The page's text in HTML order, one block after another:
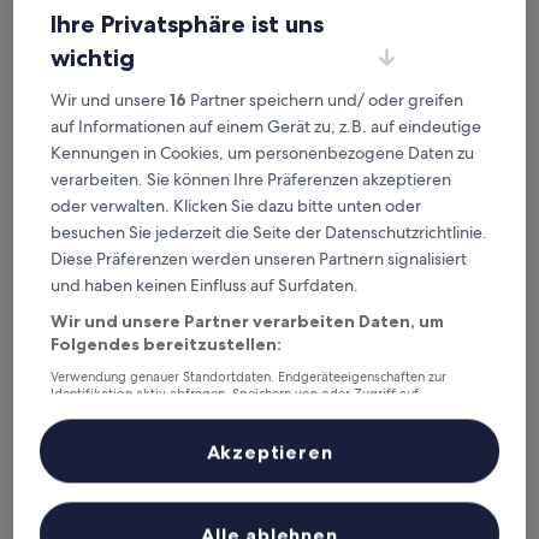
Best Western Macrander Hotel
Frankfurt/Kaiserlei
Best Western Macrander Hotel Frankfurt/Kaiserlei
Kaiserlei, 0,2 km von S-Bahn-Station Offenbach (Main)
Kaiserlei entfernt
8.2
von
10,
Sehr
gut,
(206
Bewertungen)
8,2/10 Sehr gut (206 Bewertungen)
Der
75 €
inkl. Steuern & Gebühren
Leonardo Hotel Offenbach Frankfurt
Ihre Privatsphäre ist uns
wichtig
Wir und unsere16 Partner speichern und/ oder greifen
auf Informationen auf einem Gerät zu, z.B. auf eindeutige
Kennungen in Cookies, um personenbezogene Daten zu
verarbeiten. Sie können Ihre Präferenzen akzeptieren
oder verwalten. Klicken Sie dazu bitte unten oder
besuchen Sie jederzeit die Seite der Datenschutzrichtlinie.
Diese Präferenzen werden unseren Partnern signalisiert
und haben keinen Einfluss auf Surfdaten.
Wir und unsere Partner verarbeiten Daten, um
Folgendes bereitzustellen:
Verwendung genauer Standortdaten. Endgeräteeigenschaften zur
Identifikation aktiv abfragen. Speichern von oder Zugriff auf
Inhalte, Messung von Werbeleistung und der Performance von Inhalten,
Zielgruppenforschung sowie Entwicklung und Verbesserung von
Liste der Partner (Lieferanten)
Akzeptieren